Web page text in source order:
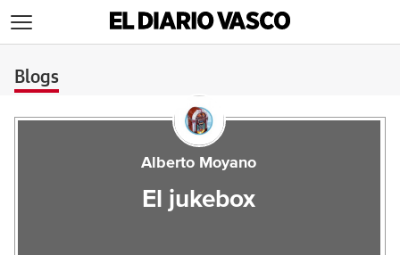
Blogs
Alberto Moyano
El jukebox